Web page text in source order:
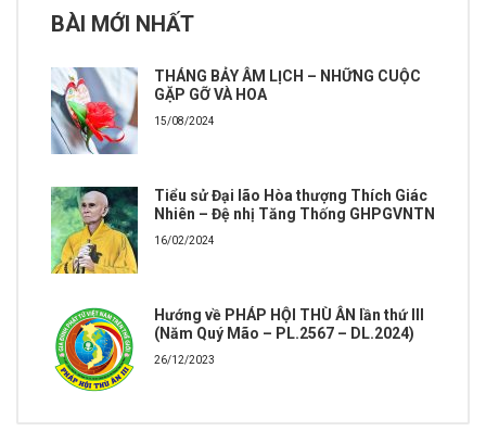
BÀI MỚI NHẤT
THÁNG BẢY ÂM LỊCH – NHỮNG CUỘC
GẶP GỠ VÀ HOA
15/08/2024
Tiểu sử Đại lão Hòa thượng Thích Giác
Nhiên – Đệ nhị Tăng Thống GHPGVNTN
16/02/2024
Hướng về PHÁP HỘI THÙ ÂN lần thứ III
(Năm Quý Mão – PL.2567 – DL.2024)
26/12/2023